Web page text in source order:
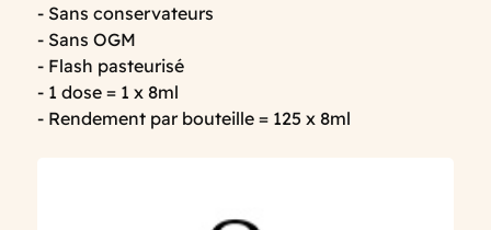
- Sans conservateurs
- Sans OGM
- Flash pasteurisé
- 1 dose = 1 x 8ml
- Rendement par bouteille = 125 x 8ml